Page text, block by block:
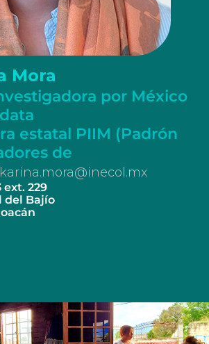
Mora
por México
estatal PIIM (Padrón
de
karina.mora@inecol.mx
ext. 229
del Bajío